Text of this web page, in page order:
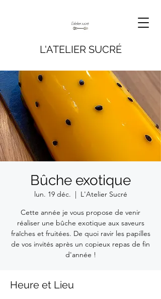
L'ATELIER SUCRÉ
Bûche exotique
lun. 19 déc.
  |
L'Atelier Sucré
Cette année je vous propose de venir
réaliser une bûche exotique aux saveurs
fraîches et fruitées. De quoi ravir les papilles
de vos invités après un copieux repas de fin
d'année !
Heure et Lieu